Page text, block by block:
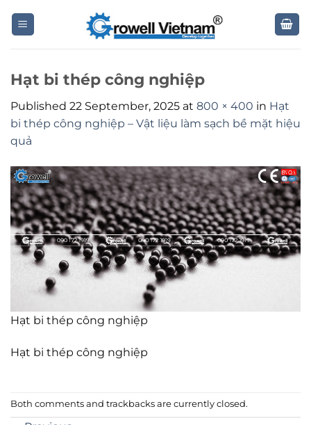
Hạt bi thép công nghiệp
Published 22 September, 2025 at 800 × 400 in Hạt
bi thép công nghiệp – Vật liệu làm sạch bề mặt hiệu
quả
Hạt bi thép công nghiệp
Hạt bi thép công nghiệp
Both comments and trackbacks are currently closed.